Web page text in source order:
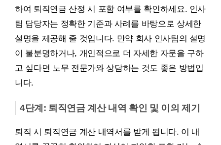
하여 퇴직연금 산정 시 포함 여부를 확인하세요. 인사
팀 담당자는 정확한 기준과 사례를 바탕으로 상세한
설명을 제공해 줄 것입니다. 만약 회사 인사팀의 설명
이 불분명하거나, 개인적으로 더 자세한 자문을 구하
고 싶다면 노무 전문가와 상담하는 것도 좋은 방법입
니다.
4단계: 퇴직연금 계산 내역 확인 및 이의 제기
퇴직 시 퇴직연금 계산 내역서를 받게 됩니다. 이 내